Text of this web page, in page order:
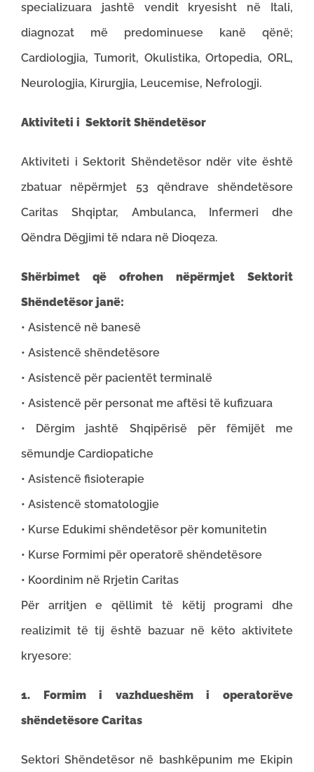
specializuara jashtë vendit kryesisht në Itali,
diagnozat më predominuese kanë qënë;
Cardiologjia, Tumorit, Okulistika, Ortopedia, ORL,
Neurologjia, Kirurgjia, Leucemise, Nefrologji.
Aktiviteti i Sektorit Shëndetësor
Aktiviteti i Sektorit Shëndetësor ndër vite është
zbatuar nëpërmjet 53 qëndrave shëndetësore
Caritas Shqiptar, Ambulanca, Infermeri dhe
Qëndra Dëgjimi të ndara në Dioqeza.
Shërbimet që ofrohen nëpërmjet Sektorit
Shëndetësor janë:
• Asistencë në banesë
• Asistencë shëndetësore
• Asistencë për pacientët terminalë
• Asistencë për personat me aftësi të kufizuara
• Dërgim jashtë Shqipërisë për fëmijët me
sëmundje Cardiopatiche
• Asistencë fisioterapie
• Asistencë stomatologjie
• Kurse Edukimi shëndetësor për komunitetin
• Kurse Formimi për operatorë shëndetësore
• Koordinim në Rrjetin Caritas
Për arritjen e qëllimit të këtij programi dhe
realizimit të tij është bazuar në këto aktivitete
kryesore:
1. Formim i vazhdueshëm i operatorëve
shëndetësore Caritas
Sektori Shëndetësor në bashkëpunim me Ekipin